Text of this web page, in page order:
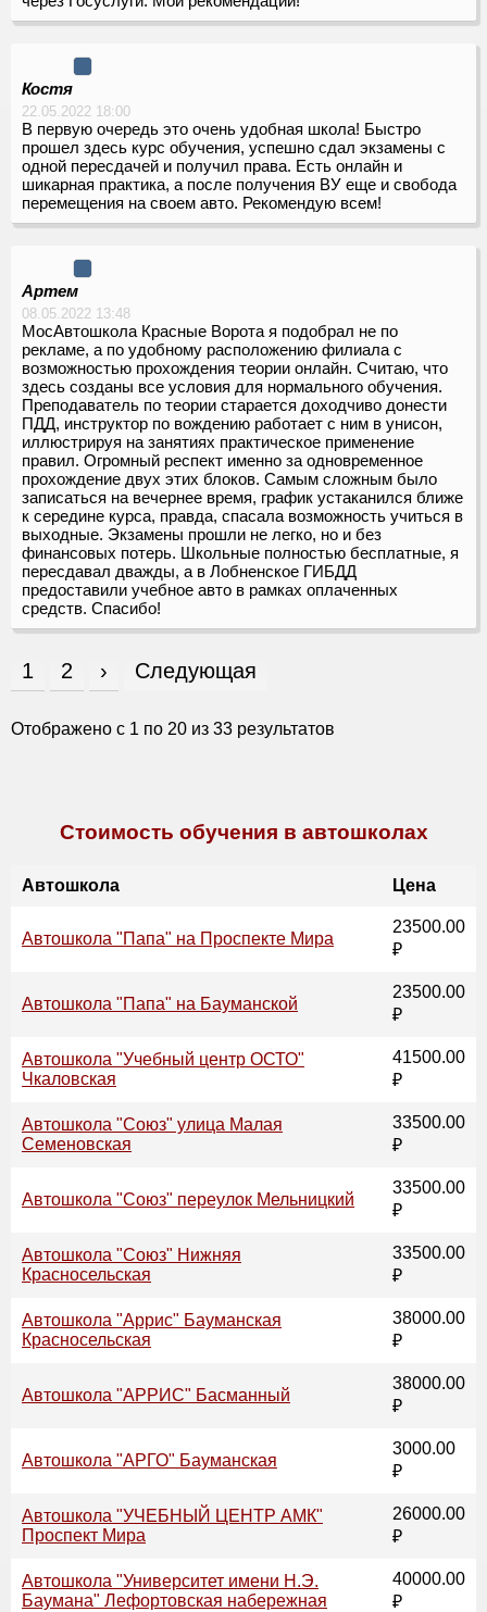
Костя
22.05.2022 18:00
В первую очередь это очень удобная школа! Быстро
прошел здесь курс обучения, успешно сдал экзамены с
одной пересдачей и получил права. Есть онлайн и
шикарная практика, а после получения ВУ еще и свобода
перемещения на своем авто. Рекомендую всем!
Артем
08.05.2022 13:48
МосАвтошкола Красные Ворота я подобрал не по
рекламе, а по удобному расположению филиала с
возможностью прохождения теории онлайн. Считаю, что
здесь созданы все условия для нормального обучения.
Преподаватель по теории старается доходчиво донести
ПДД, инструктор по вождению работает с ним в унисон,
иллюстрируя на занятиях практическое применение
правил. Огромный респект именно за одновременное
прохождение двух этих блоков. Самым сложным было
записаться на вечернее время, график устаканился ближе
к середине курса, правда, спасала возможность учиться в
выходные. Экзамены прошли не легко, но и без
финансовых потерь. Школьные полностью бесплатные, я
пересдавал дважды, а в Лобненское ГИБДД
предоставили учебное авто в рамках оплаченных
средств. Спасибо!
1 2 › Следующая
Отображено с 1 по 20 из 33 результатов
Стоимость обучения в автошколах
Автошкола Цена
Автошкола "Папа" на Проспекте Мира
23500.00
₽
Автошкола "Папа" на Бауманской
23500.00
₽
Автошкола "Учебный центр ОСТО"
Чкаловская
41500.00
₽
Автошкола "Союз" улица Малая
Семеновская
33500.00
₽
Автошкола "Союз" переулок Мельницкий
33500.00
₽
Автошкола "Союз" Нижняя
Красносельская
33500.00
₽
Автошкола "Аррис" Бауманская
Красносельская
38000.00
₽
Автошкола "АРРИС" Басманный
38000.00
₽
Автошкола "АРГО" Бауманская
3000.00
₽
Автошкола "УЧЕБНЫЙ ЦЕНТР АМК"
Проспект Мира
26000.00
₽
Автошкола "Университет имени Н.Э.
Баумана" Лефортовская набережная
40000.00
₽